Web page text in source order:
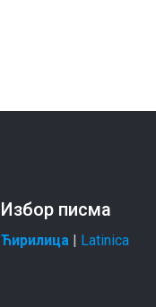
Избор писма
Ћирилица Latinica